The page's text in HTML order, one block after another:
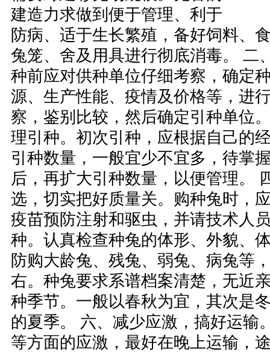
建造力求做到便于管理、利于
防病、适于生长繁殖，备好饲料、
兔笼、舍及用具进行彻底消毒。 二
种前应对供种单位仔细考察，确定
源、生产性能、疫情及价格等，进
察，鉴别比较，然后确定引种单位
理引种。初次引种，应根据自己的
引种数量，一般宜少不宜多，待掌
后，再扩大引种数量，以便管理。
选，切实把好质量关。购种兔时，
疫苗预防注射和驱虫，并请技术人
种。认真检查种兔的体形、外貌、
防购大龄兔、残兔、弱兔、病兔等
右。种兔要求系谱档案清楚，无近
种季节。一般以春秋为宜，其次是
的夏季。 六、减少应激，搞好运输
等方面的应激，最好在晚上运输，